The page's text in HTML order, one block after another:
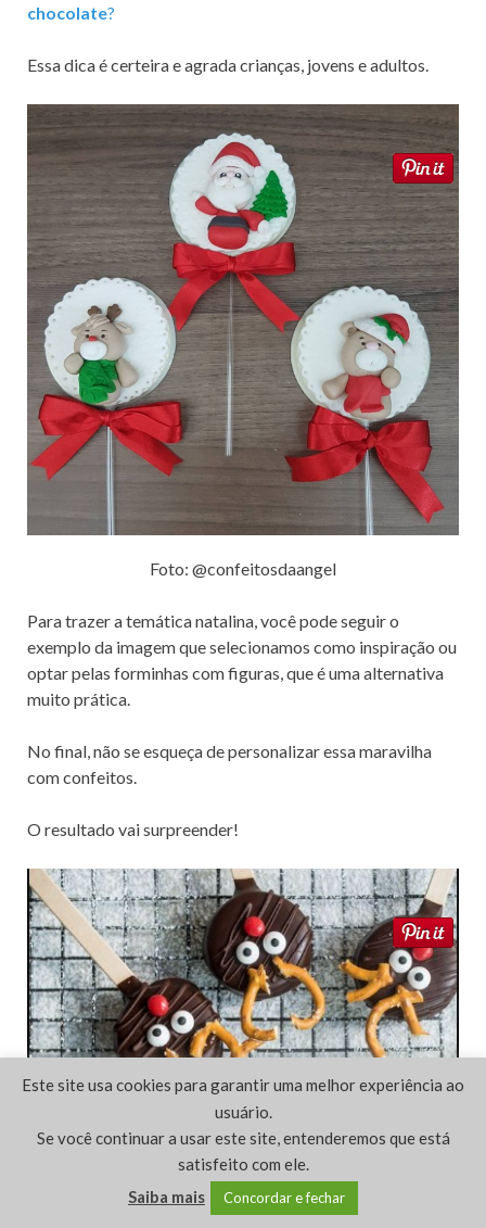
chocolate?
Essa dica é certeira e agrada crianças, jovens e adultos.
Foto: @confeitosdaangel
Para trazer a temática natalina, você pode seguir o
exemplo da imagem que selecionamos como inspiração ou
optar pelas forminhas com figuras, que é uma alternativa
muito prática.
No final, não se esqueça de personalizar essa maravilha
com confeitos.
O resultado vai surpreender!
Este site usa cookies para garantir uma melhor experiência ao
usuário.
Se você continuar a usar este site, entenderemos que está
satisfeito com ele.
Saiba mais
Concordar e fechar